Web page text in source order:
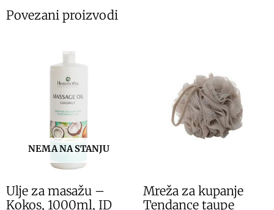
Povezani proizvodi
NEMA NA STANJU
Ulje za masažu –
Kokos, 1000ml, ID
Mreža za kupanje
Tendance taupe